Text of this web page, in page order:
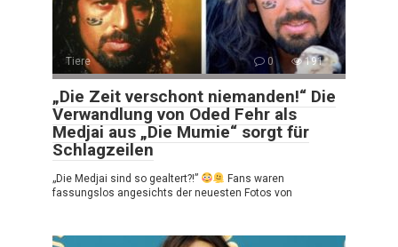
Tiere 0 191
„Die Zeit verschont niemanden!“ Die
Verwandlung von Oded Fehr als
Medjai aus „Die Mumie“ sorgt für
Schlagzeilen
„Die Medjai sind so gealtert?!”
Fans waren
fassungslos angesichts der neuesten Fotos von